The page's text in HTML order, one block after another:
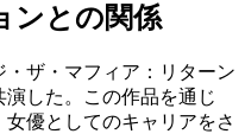
ンとの関係
ザ・マフィア：リターン
した。この作品を通じ
優としてのキャリアをさ